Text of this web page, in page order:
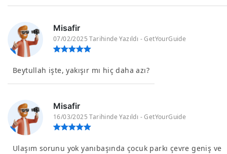
Misafir
07/02/2025 Tarihinde Yazıldı - GetYourGuide
Beytullah işte, yakışır mı hiç daha azı?
Misafir
16/03/2025 Tarihinde Yazıldı - GetYourGuide
Ulaşım sorunu yok yanıbaşında çocuk parkı çevre geniş ve